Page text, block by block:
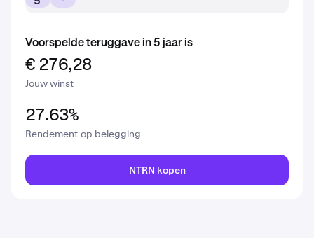
Voorspelde teruggave in 5 jaar is
€ 276,28
Jouw winst
27.63%
Rendement op belegging
NTRN kopen